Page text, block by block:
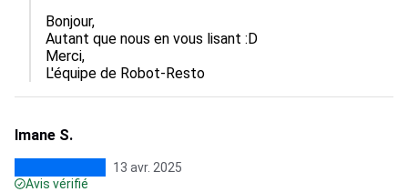
Bonjour,
Autant que nous en vous lisant :D
Merci,
L'équipe de Robot-Resto
Imane S.
13 avr. 2025
Avis vérifié